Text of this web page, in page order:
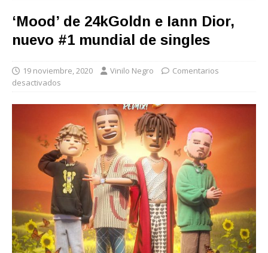
‘Mood’ de 24kGoldn e Iann Dior,
nuevo #1 mundial de singles
19 noviembre, 2020 Vinilo Negro
Comentarios
desactivados